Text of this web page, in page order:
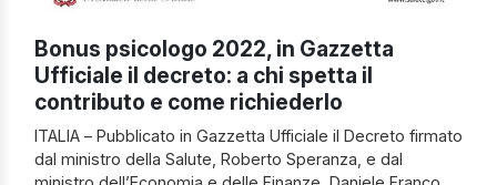
Bonus psicologo 2022, in Gazzetta
Ufficiale il decreto: a chi spetta il
contributo e come richiederlo
ITALIA – Pubblicato in Gazzetta Ufficiale il Decreto firmato
dal ministro della Salute, Roberto Speranza, e dal